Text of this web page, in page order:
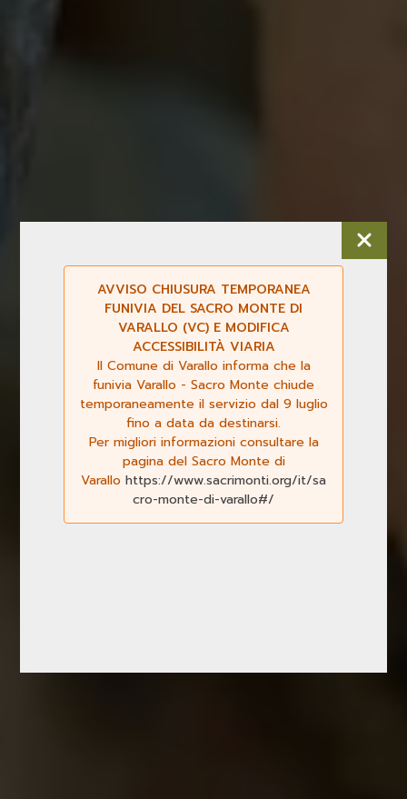
AVVISO CHIUSURA TEMPORANEA
FUNIVIA DEL SACRO MONTE DI
VARALLO (VC) E MODIFICA
ACCESSIBILITÀ VIARIA
Il Comune di Varallo informa che la
funivia Varallo - Sacro Monte chiude
temporaneamente il servizio dal 9 luglio
fino a data da destinarsi.
Per migliori informazioni consultare la
pagina del Sacro Monte di
Varallo https://www.sacrimonti.org/it/sa
cro-monte-di-varallo#/